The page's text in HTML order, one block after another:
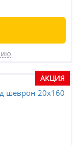
АКЦИЯ
шеврон 20x160